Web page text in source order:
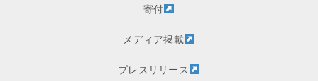
寄付
メディア掲載
プレスリリース